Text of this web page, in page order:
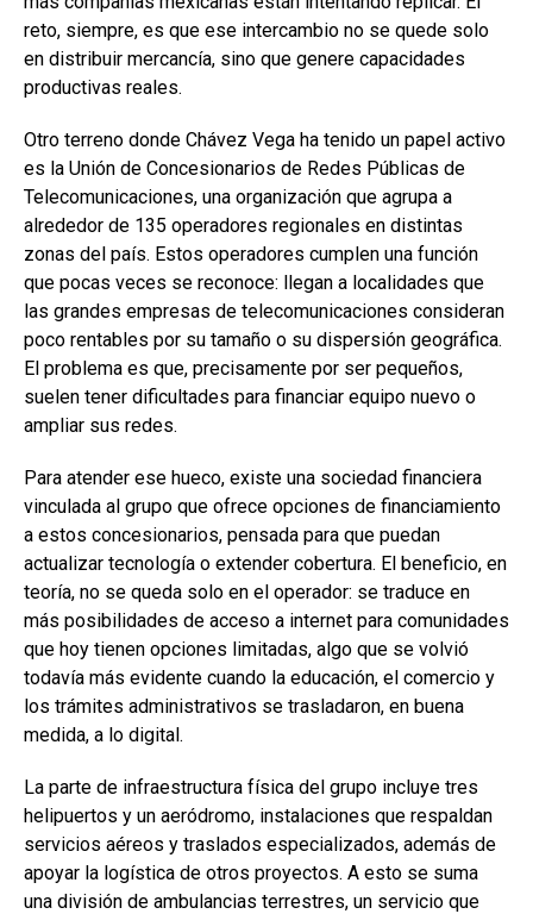
reto, siempre, es que ese intercambio no se quede solo
en distribuir mercancía, sino que genere capacidades
productivas reales.
Otro terreno donde Chávez Vega ha tenido un papel activo
es la Unión de Concesionarios de Redes Públicas de
Telecomunicaciones, una organización que agrupa a
alrededor de 135 operadores regionales en distintas
zonas del país. Estos operadores cumplen una función
que pocas veces se reconoce: llegan a localidades que
las grandes empresas de telecomunicaciones consideran
poco rentables por su tamaño o su dispersión geográfica.
El problema es que, precisamente por ser pequeños,
suelen tener dificultades para financiar equipo nuevo o
ampliar sus redes.
Para atender ese hueco, existe una sociedad financiera
vinculada al grupo que ofrece opciones de financiamiento
a estos concesionarios, pensada para que puedan
actualizar tecnología o extender cobertura. El beneficio, en
teoría, no se queda solo en el operador: se traduce en
más posibilidades de acceso a internet para comunidades
que hoy tienen opciones limitadas, algo que se volvió
todavía más evidente cuando la educación, el comercio y
los trámites administrativos se trasladaron, en buena
medida, a lo digital.
La parte de infraestructura física del grupo incluye tres
helipuertos y un aeródromo, instalaciones que respaldan
servicios aéreos y traslados especializados, además de
apoyar la logística de otros proyectos. A esto se suma
una división de ambulancias terrestres, un servicio que